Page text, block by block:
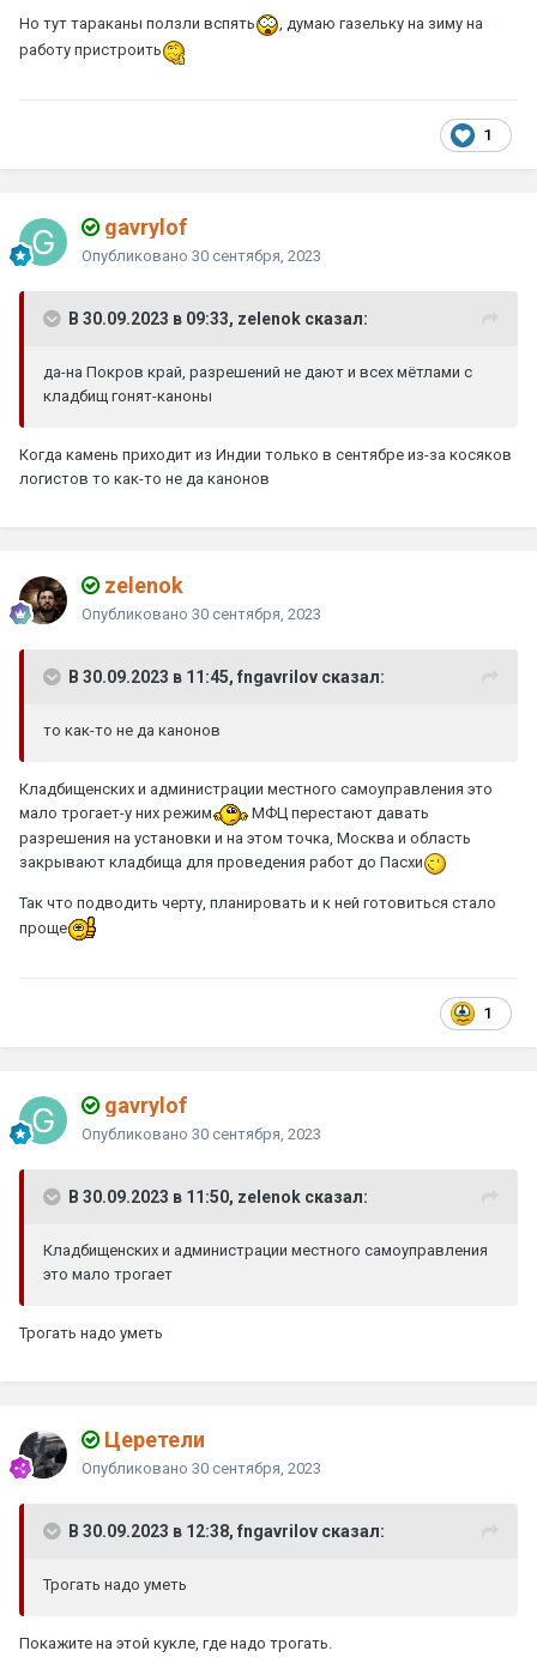
Но тут тараканы ползли вспять
, думаю газельку на зиму на
работу пристроить
1
gavrylof
Опубликовано 30 сентября, 2023
В 30.09.2023 в 09:33, zelenok сказал:
да-на Покров край, разрешений не дают и всех мётлами с
кладбищ гонят-каноны
Когда камень приходит из Индии только в сентябре из-за косяков
логистов то как-то не да канонов
zelenok
Опубликовано 30 сентября, 2023
В 30.09.2023 в 11:45, fngavrilov сказал:
то как-то не да канонов
Кладбищенских и администрации местного самоуправления это
мало трогает-у них режим
МФЦ перестают давать
разрешения на установки и на этом точка, Москва и область
закрывают кладбища для проведения работ до Пасхи
Так что подводить черту, планировать и к ней готовиться стало
проще
1
gavrylof
Опубликовано 30 сентября, 2023
В 30.09.2023 в 11:50, zelenok сказал:
Кладбищенских и администрации местного самоуправления
это мало трогает
Трогать надо уметь
Церетели
Опубликовано 30 сентября, 2023
В 30.09.2023 в 12:38, fngavrilov сказал:
Трогать надо уметь
Покажите на этой кукле, где надо трогать.